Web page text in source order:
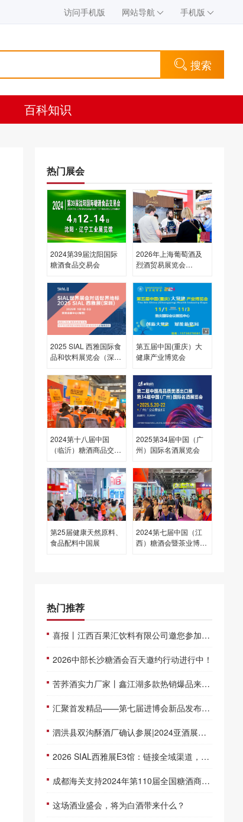
访问手机版 网站导航 手机版
搜索
百科知识
热门展会
2024第39届沈阳国际
糖酒食品交易会
2026年上海葡萄酒及
烈酒贸易展览会
2025 SIAL 西雅国际食
品和饮料展览会（深
第五届中国(重庆）大
健康产业博览会
2024第十八届中国
（临沂）糖酒商品交易
2025第34届中国（广
州）国际名酒展览会
第25届健康天然原料、
食品配料中国展
2024第七届中国（江
西）糖酒会暨茶业博览
热门推荐
喜报丨江西百果汇饮料有限公司邀您参加仁创糖酒会湘赣鄂城市巡展
2026中部长沙糖酒会百天邀约行动进行中！
苦荞酒实力厂家丨鑫江湖多款热销爆品来袭～经销商不可错过！
汇聚首发精品——第七届进博会新品发布排期抢先看！
泗洪县双沟酥酒厂确认参展|2024亚酒展暨第十四届江苏酒博会
2026 SIAL西雅展E3馆：链接全域渠道，打响休闲食品突围“关键一战”
成都海关支持2024年第110届全国糖酒商品交易会便利措施简介
这场酒业盛会，将为白酒带来什么？